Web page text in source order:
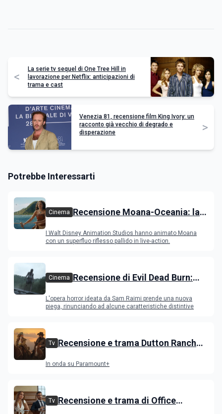
<
La serie tv sequel di One Tree Hill in
lavorazione per Netflix: anticipazioni di
trama e cast
Venezia 81, recensione film King Ivory: un
racconto già vecchio di degrado e
disperazione
>
Potrebbe Interessarti
Cinema Recensione Moana-Oceania: la
successo del film
I Walt Disney Animation Studios hanno animato Moana
con un superfluo riflesso pallido in live-action.
Cinema Recensione di Evil Dead Burn:
gioca con il fuoco e si brucia
L'opera horror ideata da Sam Raimi prende una nuova
piega, rinunciando ad alcune caratteristiche distintive
Tv Recensione e trama Dutton Ranch
In onda su Paramount+
Tv Recensione e trama di Office